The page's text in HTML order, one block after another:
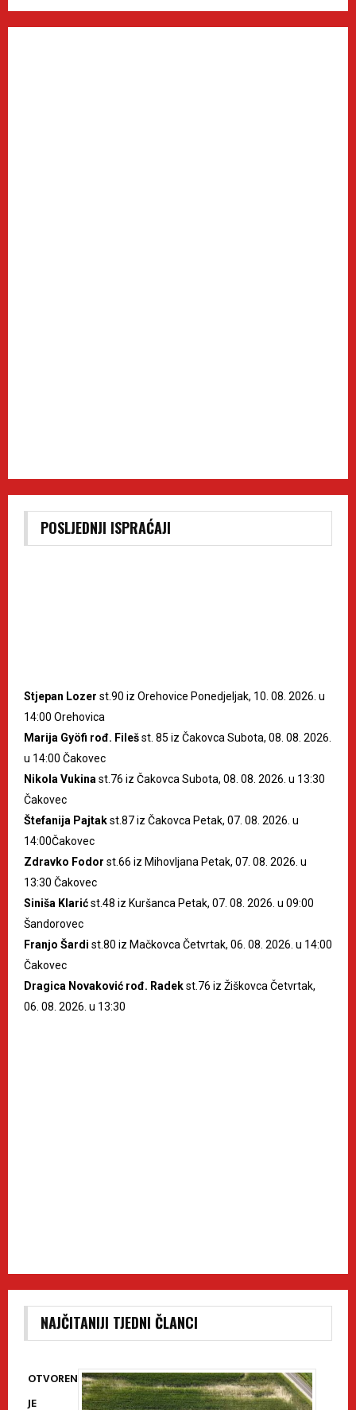
POSLJEDNJI ISPRAĆAJI
Stjepan Lozer st.90 iz Orehovice Ponedjeljak, 10. 08. 2026. u
14:00 Orehovica
Marija Gyöfi rođ. Filešst. 85 iz Čakovca Subota, 08. 08. 2026.
u 14:00 Čakovec
Nikola Vukina st.76 iz Čakovca Subota, 08. 08. 2026. u 13:30
Čakovec
Štefanija Pajtakst.87 iz Čakovca Petak, 07. 08. 2026. u
14:00Čakovec
Zdravko Fodor st.66 iz Mihovljana Petak, 07. 08. 2026. u
13:30 Čakovec
Siniša Klarićst.48 iz Kuršanca Petak, 07. 08. 2026. u 09:00
Šandorovec
Franjo Šardi st.80 iz Mačkovca Četvrtak, 06. 08. 2026. u 14:00
Čakovec
Dragica Novaković rođ. Radekst.76 iz Žiškovca Četvrtak,
06. 08. 2026. u 13:30
NAJČITANIJI TJEDNI ČLANCI
OTVOREN
JE